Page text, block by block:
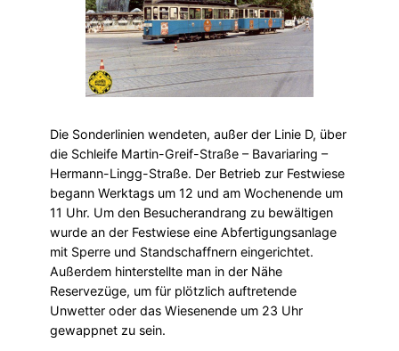
Die Sonderlinien wendeten, außer der Linie D, über
die Schleife Martin-Greif-Straße – Bavariaring –
Hermann-Lingg-Straße. Der Betrieb zur Festwiese
begann Werktags um 12 und am Wochenende um
11 Uhr. Um den Besucherandrang zu bewältigen
wurde an der Festwiese eine Abfertigungs­anlage
mit Sperre und Standschaffnern eingerichtet.
Außerdem hinterstellte man in der Nähe
Reservezüge, um für plötzlich auftretende
Unwetter oder das Wiesenende um 23 Uhr
gewappnet zu sein.